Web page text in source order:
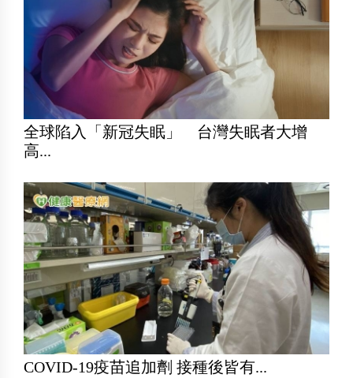
全球陷入「新冠失眠」 台灣失眠者大增
高...
COVID-19疫苗追加劑 接種後皆有...